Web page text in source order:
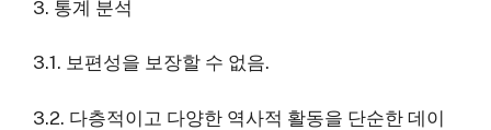
3. 통계 분석
3.1. 보편성을 보장할 수 없음.
3.2. 다층적이고 다양한 역사적 활동을 단순한 데이